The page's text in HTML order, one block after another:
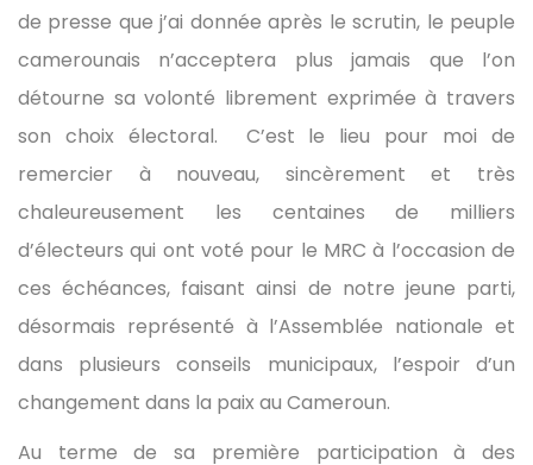
de presse que j’ai donnée après le scrutin, le peuple
camerounais n’acceptera plus jamais que l’on
détourne sa volonté librement exprimée à travers
son choix électoral. C’est le lieu pour moi de
remercier à nouveau, sincèrement et très
chaleureusement les centaines de milliers
d’électeurs qui ont voté pour le MRC à l’occasion de
ces échéances, faisant ainsi de notre jeune parti,
désormais représenté à l’Assemblée nationale et
dans plusieurs conseils municipaux, l’espoir d’un
changement dans la paix au Cameroun.
Au terme de sa première participation à des